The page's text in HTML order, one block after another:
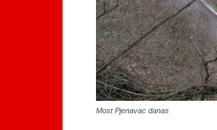
Most Pjenavac danas